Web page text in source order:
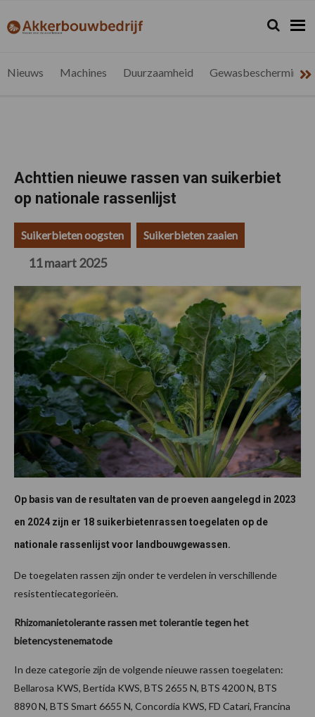
de
de
de
de
akkerbouwbedrijf.be
Nieuws
Zoeken...
Zoek
Nieuws Machines Duurzaamheid Gewasbescherming
Achttien nieuwe rassen van suikerbiet
op nationale rassenlijst
Suikerbieten oogsten Suikerbieten zaaien
11 maart 2025
Op basis van de resultaten van de proeven aangelegd in 2023
en 2024 zijn er 18 suikerbietenrassen toegelaten op de
nationale rassenlijst voor landbouwgewassen.
De toegelaten rassen zijn onder te verdelen in verschillende
resistentiecategorieën.
Rhizomanietolerante rassen met tolerantie tegen het
bietencystenematode
In deze categorie zijn de volgende nieuwe rassen toegelaten:
Bellarosa KWS, Bertida KWS, BTS 2655 N, BTS 4200 N, BTS
8890 N, BTS Smart 6655 N, Concordia KWS, FD Catari, Francina